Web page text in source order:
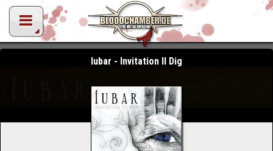
Iubar - Invitation II Dig